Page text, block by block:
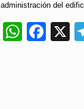
administración del
X